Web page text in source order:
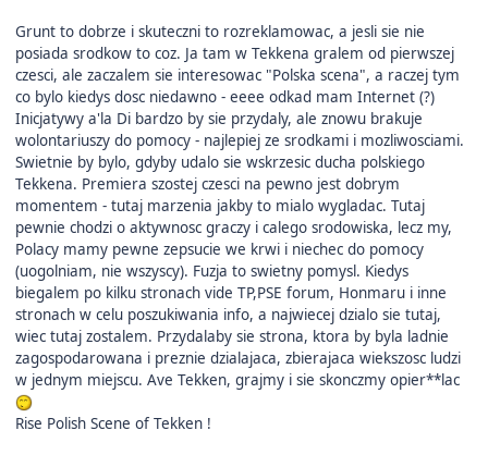
Grunt to dobrze i skuteczni to rozreklamowac, a jesli sie nie
posiada srodkow to coz. Ja tam w Tekkena gralem od pierwszej
czesci, ale zaczalem sie interesowac "Polska scena", a raczej tym
co bylo kiedys dosc niedawno - eeee odkad mam Internet (?)
Inicjatywy a'la Di bardzo by sie przydaly, ale znowu brakuje
wolontariuszy do pomocy - najlepiej ze srodkami i mozliwosciami.
Swietnie by bylo, gdyby udalo sie wskrzesic ducha polskiego
Tekkena. Premiera szostej czesci na pewno jest dobrym
momentem - tutaj marzenia jakby to mialo wygladac. Tutaj
pewnie chodzi o aktywnosc graczy i calego srodowiska, lecz my,
Polacy mamy pewne zepsucie we krwi i niechec do pomocy
(uogolniam, nie wszyscy). Fuzja to swietny pomysl. Kiedys
biegalem po kilku stronach vide TP,PSE forum, Honmaru i inne
stronach w celu poszukiwania info, a najwiecej dzialo sie tutaj,
wiec tutaj zostalem. Przydalaby sie strona, ktora by byla ladnie
zagospodarowana i preznie dzialajaca, zbierajaca wiekszosc ludzi
w jednym miejscu. Ave Tekken, grajmy i sie skonczmy opier**lac
Rise Polish Scene of Tekken !